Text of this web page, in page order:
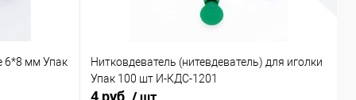
6*8 мм Упак
Нитковдеватель (нитевдеватель) для иголки
Упак 100 шт И-КДС-1201